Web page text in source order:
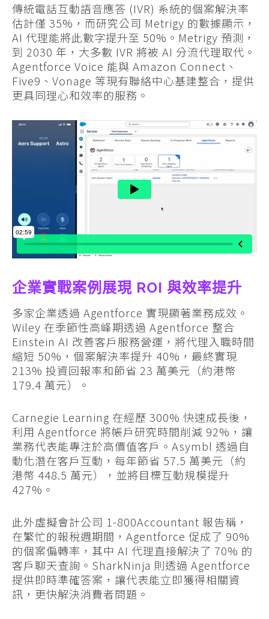
傳統電話互動語音應答 (IVR) 系統的個案解決率
估計僅 35%，而研究公司 Metrigy 的數據顯示，
AI 代理能將此數字提升至 50%。Metrigy 預測，
到 2030 年，大多數 IVR 將被 AI 分流代理取代。
Agentforce Voice 能與 Amazon Connect、
Five9、Vonage 等現有聯絡中心基建整合，提供
更具同理心和效率的服務。
企業實戰案例展現 ROI 與效率提升
多家企業透過 Agentforce 實現顯著業務成效。
Wiley 在季節性高峰期透過 Agentforce 整合
Einstein AI 改善客戶服務營運，將代理入職時間
縮短 50%，個案解決率提升 40%，最終實現
213% 投資回報率和節省 23 萬美元（約港幣
179.4 萬元）。
Carnegie Learning 在經歷 300% 快速成長後，
利用 Agentforce 將帳戶研究時間削減 92%，讓
業務代表能專注於高價值客戶。Asymbl 透過自
動化潛在客戶互動，每年節省 57.5 萬美元（約
港幣 448.5 萬元），並將目標互動規模提升
427%。
此外虛擬會計公司 1-800Accountant 報告稱，
在繁忙的報稅週期間，Agentforce 促成了 90%
的個案偏轉率，其中 AI 代理直接解決了 70% 的
客戶聊天查詢。SharkNinja 則透過 Agentforce
提供即時準確答案，讓代表能立即獲得相關資
訊，更快解決消費者問題。